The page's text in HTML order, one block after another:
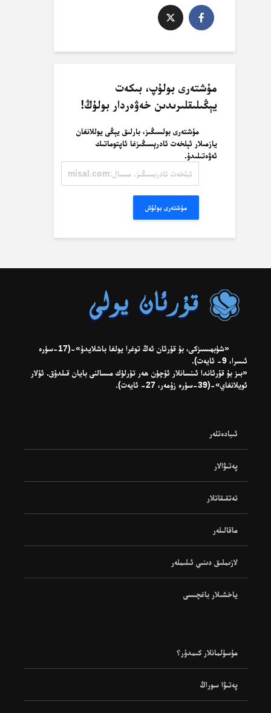
مۇشتەرى بولۇپ، بىكەت
يېڭىلىقلىرىدىن خەۋەردار بولۇڭ!
مۇشتەرى بولسىڭىز، بارلىق يېڭى يوللانغان
يازمىلار ئېلخەت ئادرېسىڭىزغا ئاپتوماتىك
ئەۋەتىلىدۇ.
ئادرېسىڭىز.
مۇشتەرى بولۇش
«شۈبھىسىزكى، بۇ قۇرئان ئەڭ توغرا يولغا باشلايدۇ»-(17-سۈرە
ئىسرا، 9- ئايەت).
«بىز بۇ قۇرئاندا ئىنسانلار ئۈچۈن ھەر تۈرلۈك مىسالنى بايان قىلدۇق. ئۇلار
ئويلانغاي»-(39-سۈرە زۇمەر، 27- ئايەت).
ئىبادەتلەر
پەتىۋالار
تەتقىقاتلار
ماقالىلەر
لازىملىق دىنىي ئىلىملەر
ياخشىلار باغچىسى
مۇسۇلمانلار كىمدۇر؟
پەتىۋا سوراڭ